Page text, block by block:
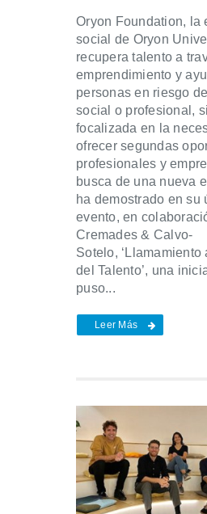
Oryon Foundation, la
social de Oryon
recupera talento a
emprendimiento y
personas en riesgo
social o profesional,
focalizada en la
ofrecer segundas
profesionales y
busca de una nueva
ha demostrado en su
evento, en
Cremades & Calvo-
Sotelo, ‘Llamamiento
del Talento’, una
puso...
Leer Más